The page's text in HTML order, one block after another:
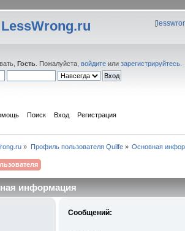
[
Гость . Пожалуйста, войдите или зарегистрируйтесь
Поиск Вход Регистрация
» Профиль пользователя Quilfe» Основная
информация
Сообщений: